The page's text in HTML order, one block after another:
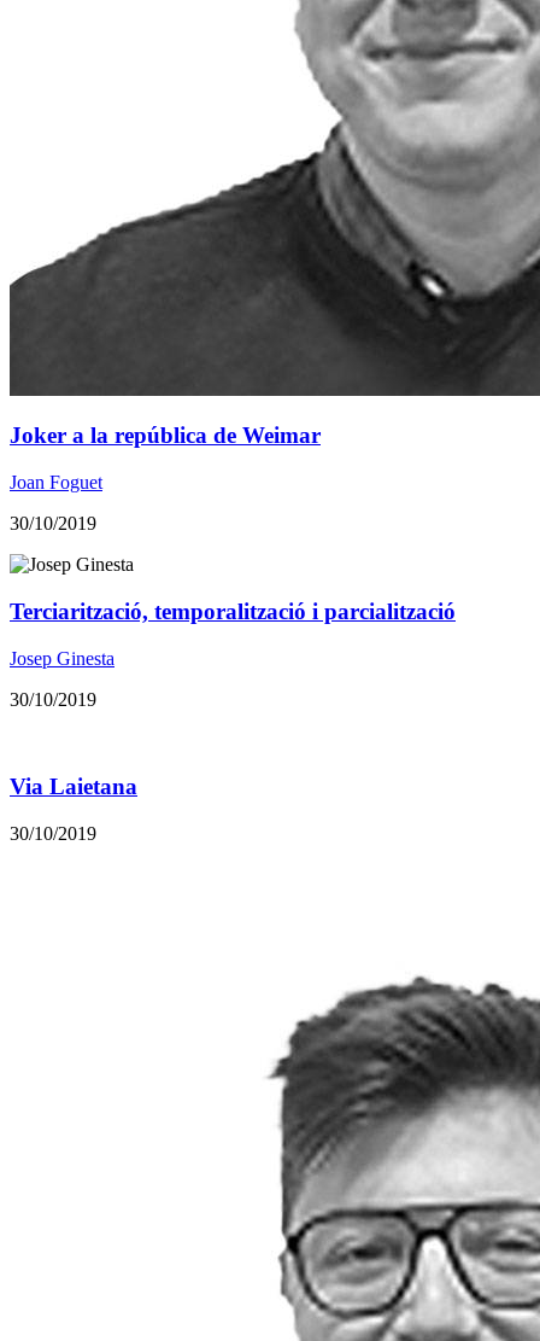
Joker a la república de Weimar
Joan Foguet
30/10/2019
Terciarització, temporalització i parcialització
Josep Ginesta
30/10/2019
Via Laietana
30/10/2019